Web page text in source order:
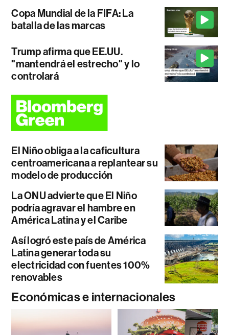
Copa Mundial de la FIFA: La
batalla de las marcas
Trump afirma que EE.UU.
"mantendrá el estrecho" y lo
controlará
El Niño obliga a la caficultura
centroamericana a replantear su
modelo de producción
La ONU advierte que El Niño
podría agravar el hambre en
América Latina y el Caribe
Así logró este país de América
Latina generar toda su
electricidad con fuentes 100%
renovables
Económicas e internacionales